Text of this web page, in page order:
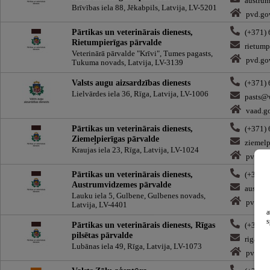
Brīvības iela 88, Jēkabpils, Latvija, LV-5201
Pārtikas un veterinārais dienests,
Rietumpierīgas pārvalde
Veterinārā pārvalde "Krīvi", Tumes pagasts,
Tukuma novads, Latvija, LV-3139
(+371)
Valsts augu aizsardzības dienests
Lielvārdes iela 36, Rīga, Latvija, LV-1006
(+371)
Pārtikas un veterinārais dienests,
Ziemeļpierīgas pārvalde
Kraujas iela 23, Rīga, Latvija, LV-1024
(+371)
Pārtikas un veterinārais dienests,
Austrumvidzemes pārvalde
Lauku iela 5, Gulbene, Gulbenes novads,
Latvija, LV-4401
(+371)
Pārtikas un veterinārais dienests, Rīgas
pilsētas pārvalde
Lubānas iela 49, Rīga, Latvija, LV-1073
(+371)